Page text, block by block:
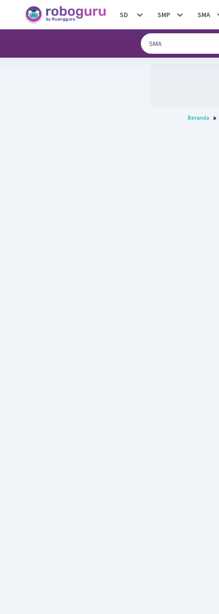
SD SMP SMA
Beranda